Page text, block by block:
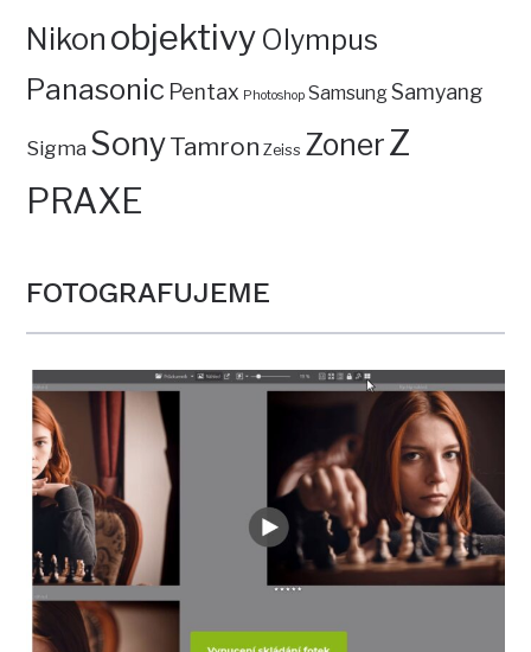
Nikon objektivy Olympus
Panasonic Pentax Photoshop SamsungSamyang
Sigma SonyTamron Zeiss ZonerZ
PRAXE
FOTOGRAFUJEME